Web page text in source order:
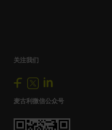
关注我们
麦古利微信公众号